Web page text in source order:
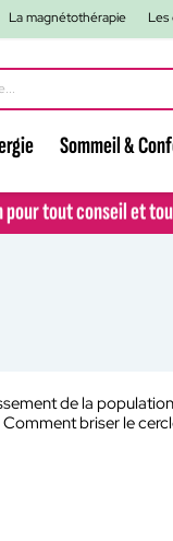
La magnétothérapie Les
Sommeil &
tout conseil et
tout conseil et
de la
briser le